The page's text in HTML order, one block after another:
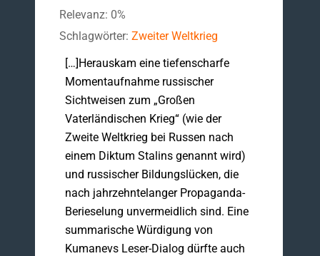
Relevanz: 0%
Schlagwörter: Zweiter Weltkrieg
[…]Herauskam eine tiefenscharfe
Momentaufnahme russischer
Sichtweisen zum „Großen
Vaterländischen Krieg“ (wie der
Zweite Weltkrieg bei Russen nach
einem Diktum Stalins genannt wird)
und russischer Bildungslücken, die
nach jahrzehntelanger Propaganda-
Berieselung unvermeidlich sind. Eine
summarische Würdigung von
Kumanevs Leser-Dialog dürfte auch